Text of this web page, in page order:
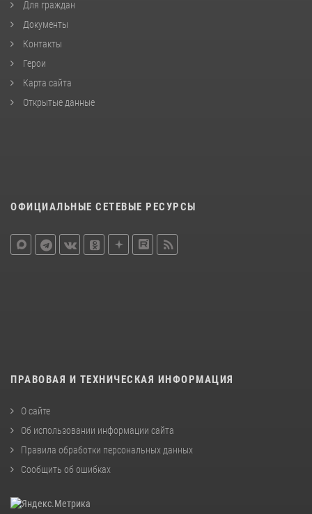
Для граждан
Документы
Контакты
Герои
Карта сайта
Открытые данные
ОФИЦИАЛЬНЫЕ СЕТЕВЫЕ РЕСУРСЫ
ПРАВОВАЯ И ТЕХНИЧЕСКАЯ ИНФОРМАЦИЯ
О сайте
Об использовании информации сайта
Правила обработки персональных данных
Сообщить об ошибках